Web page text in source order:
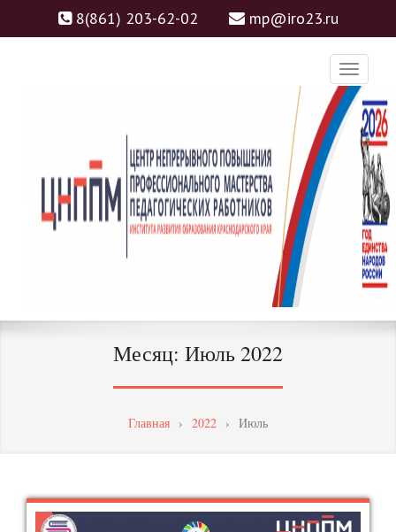
8(861) 203-62-02 mp@iro23.ru
ЦЕНТР НЕПРЕРЫВНОГО
ПОВЫШЕНИЯ
ПРОФЕССИОНАЛЬНОГО
МАСТЕРСТВА
РАБОТНИКОВ
ЦНППМ
Месяц: Июль 2022
Главная › 2022 › Июль